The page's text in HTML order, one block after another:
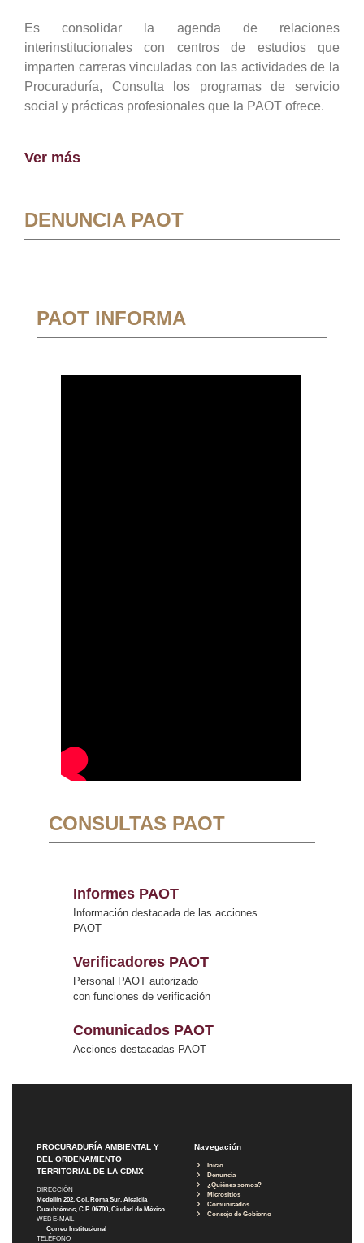
Es consolidar la agenda de relaciones
interinstitucionales con centros de estudios que
imparten carreras vinculadas con las actividades de la
Procuraduría, Consulta los programas de servicio
social y prácticas profesionales que la PAOT ofrece.
Ver más
DENUNCIA PAOT
PAOT INFORMA
CONSULTAS PAOT
Informes PAOT
Información destacada de las acciones
PAOT
Verificadores PAOT
Personal PAOT autorizado
con funciones de verificación
Comunicados PAOT
Acciones destacadas PAOT
PROCURADURÍA AMBIENTAL Y
DEL ORDENAMIENTO
TERRITORIAL DE LA CDMX
DIRECCIÓN
Medellín 202, Col. Roma Sur, Alcaldía
Cuauhtémoc, C.P. 06700, Ciudad de México
WEB E-MAIL
Correo Institucional
TELÉFONO
Navegación
Inicio
Denuncia
¿Quiénes somos?
Micrositios
Comunicados
Consejo de Gobierno